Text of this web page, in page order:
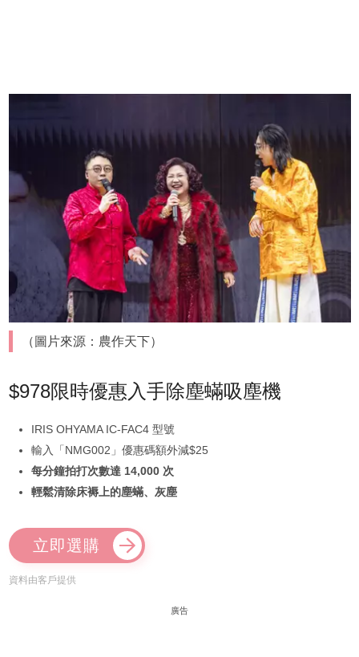
（圖片來源：農作天下）
$978限時優惠入手除塵蟎吸塵機
IRIS OHYAMA IC-FAC4 型號
輸入「NMG002」優惠碼額外減$25
每分鐘拍打次數達 14,000 次
輕鬆清除床褥上的塵蟎、灰塵
立即選購
資料由客戶提供
廣告